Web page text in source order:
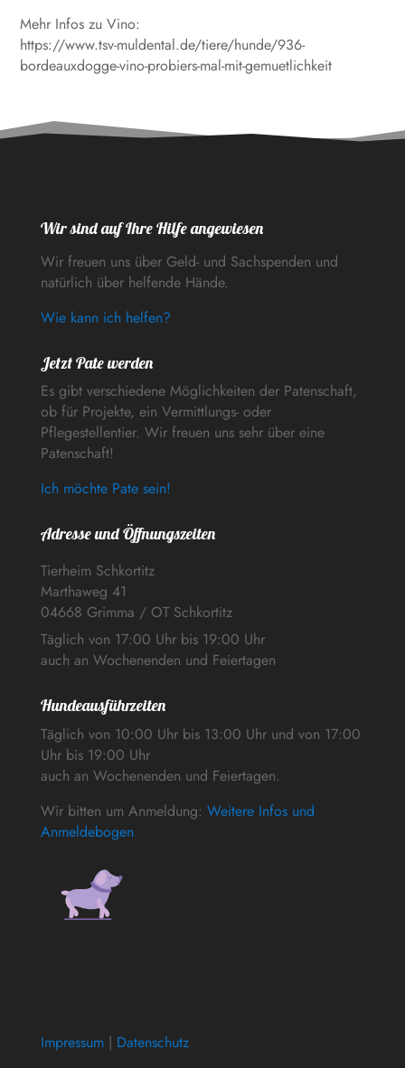
Mehr Infos zu Vino:
https://www.tsv-muldental.de/tiere/hunde/936-
bordeauxdogge-vino-probiers-mal-mit-gemuetlichkeit
Wir sind auf Ihre Hilfe angewiesen
Wir freuen uns über Geld- und Sachspenden und
natürlich über helfende Hände.
Wie kann ich helfen?
Jetzt Pate werden
Es gibt verschiedene Möglichkeiten der Patenschaft,
ob für Projekte, ein Vermittlungs- oder
Pflegestellentier. Wir freuen uns sehr über eine
Patenschaft!
Ich möchte Pate sein!
Adresse und Öffnungszeiten
Tierheim Schkortitz
Marthaweg 41
04668 Grimma / OT Schkortitz
Täglich von 17:00 Uhr bis 19:00 Uhr
auch an Wochenenden und Feiertagen
Hundeausführzeiten
Täglich von 10:00 Uhr bis 13:00 Uhr und von 17:00
Uhr bis 19:00 Uhr
auch an Wochenenden und Feiertagen.
Wir bitten um Anmeldung: Weitere Infos und
Anmeldebogen
Impressum| Datenschutz